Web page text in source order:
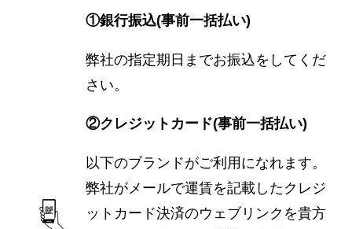
①銀行振込(事前一括払い)
弊社の指定期日までお振込をしてくだ
さい。
②クレジットカード(事前一括払い)
以下のブランドがご利用になれます。
弊社がメールで運賃を記載したクレジ
ットカード決済のウェブリンクを貴方